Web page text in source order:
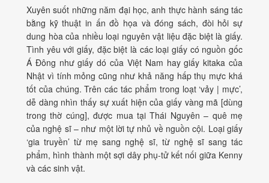
Xuyên suốt những năm đại học, anh thực hành sáng tác
bằng kỹ thuật in ấn đồ họa và đóng sách, đòi hỏi sự
dung hòa của nhiều loại nguyên vật liệu đặc biệt là giấy.
Tình yêu với giấy, đặc biệt là các loại giấy có nguồn gốc
Á Đông như giấy dó của Việt Nam hay giấy kitaka của
Nhật vì tính mỏng cũng như khả năng hấp thụ mực khá
tốt của chúng. Trên các tác phẩm trong loạt ‘vảy | mực’,
dễ dàng nhìn thấy sự xuất hiện của giấy vàng mã [dùng
trong thờ cúng], được mua tại Thái Nguyên – quê mẹ
của nghệ sĩ – như một lời tự nhủ về nguồn cội. Loại giấy
‘gia truyền’ từ mẹ sang nghệ sĩ, từ nghệ sĩ sang tác
phẩm, hình thành một sợi dây phụ-tử kết nối giữa Kenny
và các sinh vật.